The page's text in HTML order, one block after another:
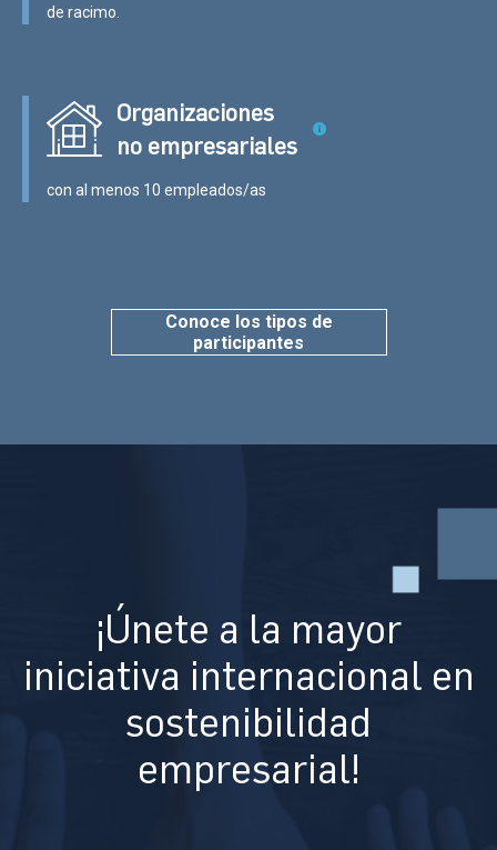
de racimo.
Organizaciones
no empresariales
con al menos 10 empleados/as
Conoce los tipos de
participantes
¡Únete a la mayor
iniciativa internacional en
sostenibilidad
empresarial!